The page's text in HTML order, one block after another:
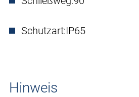
Schutzart:IP65
Hinweis